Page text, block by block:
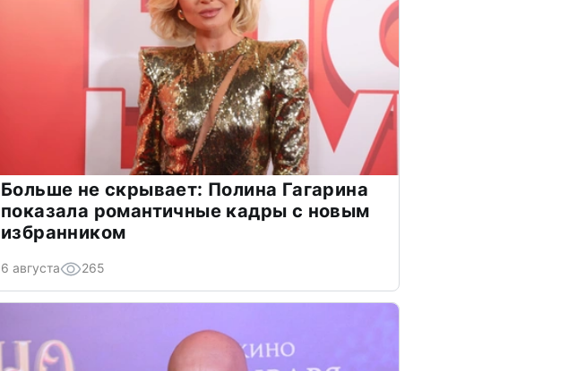
Больше не скрывает: Полина Гагарина
показала романтичные кадры с новым
избранником
6 августа 265